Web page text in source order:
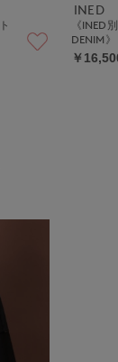
INED
《INED
DENIM》
￥